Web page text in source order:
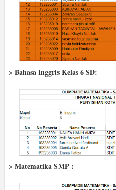
> Bahasa Inggris Kelas 6 SD:
> Matematika SMP :